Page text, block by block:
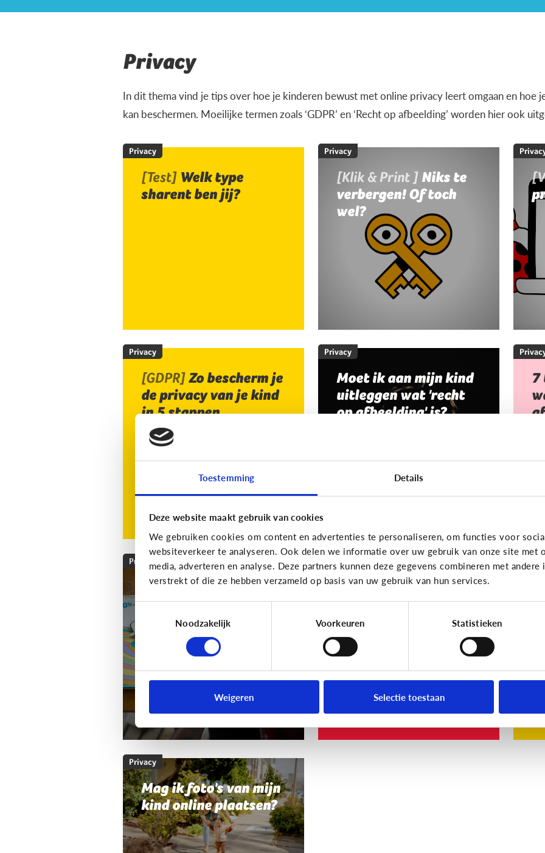
Toestemming Details
Deze website maakt gebruik van cookies
We gebruiken cookies om content en advertenties te personaliseren, om functies voor
websiteverkeer te analyseren. Ook delen we informatie over uw gebruik van onze site met
media, adverteren en analyse. Deze partners kunnen deze gegevens combineren met
verstrekt of die ze hebben verzameld op basis van uw gebruik van hun services.
Toestemmingsselectie
Noodzakelijk
Voorkeuren Statistieken
Weigeren Selectie toestaan
Privacy
In dit thema vind je tips over hoe je kinderen bewust met online privacy leert omgaan en hoe
kan beschermen. Moeilijke termen zoals ‘GDPR’ en ‘Recht op afbeelding’ worden hier ook
Privacy
[Test] Welk type
sharent ben jij?
Privacy
[Klik & Print ] Niks te
verbergen! Of toch
wel?
Privacy
[GDPR]Zo bescherm je
de privacy van je kind
in 5 stappen
Privacy
Moet ik aan mijn kind
uitleggen wat 'recht
op afbeelding' is?
filmpjes waar anderen op staan?
Of deelt jouw kind zomaar alles
van iedereen op Facebook of
7
Privacy
Mag ik de smartphone
of tablet van mijn kind
nakijken?
Als ouder wil je wel wat
controle houden.
Mag dat? En hoe doe je dat?
Privacy
Ongewenste foto van
je kind online?
Foto’s delen op Facebook is
leuk, maar niet altijd.
Volg deze 5 stappen
Privacy
Privacy
Mag ik foto's van mijn
kind online plaatsen?